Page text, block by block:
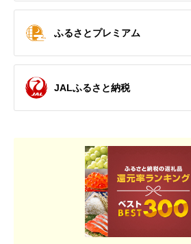
ふるさとプレミアム
JALふるさと納税